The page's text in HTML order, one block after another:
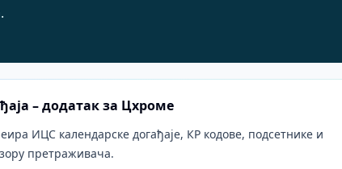
– додатак за Цхроме
ИЦС календарске догађаје, КР кодове, подсетнике и
претраживача.